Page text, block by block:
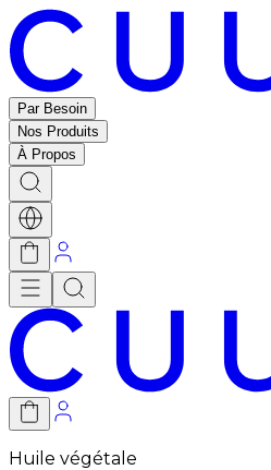
Par Besoin
Nos Produits
À Propos
Huile végétale